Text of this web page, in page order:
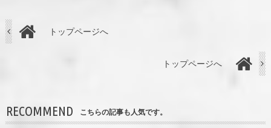
トップページへ
トップページへ
RECOMMEND こちらの記事も人気です。